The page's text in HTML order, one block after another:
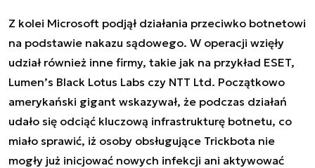
Z kolei Microsoft podjął działania przeciwko botnetowi
na podstawie nakazu sądowego. W operacji wzięły
udział również inne firmy, takie jak na przykład ESET,
Lumen’s Black Lotus Labs czy NTT Ltd. Początkowo
amerykański gigant wskazywał, że podczas działań
udało się odciąć kluczową infrastrukturę botnetu, co
miało sprawić, iż osoby obsługujące Trickbota nie
mogły już inicjować nowych infekcji ani aktywować